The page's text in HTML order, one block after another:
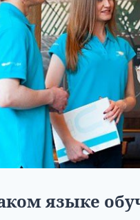
языке